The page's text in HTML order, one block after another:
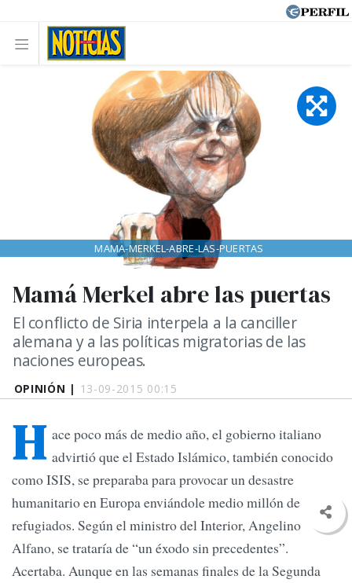
OPINIÓN | 13-09-2015 00:15
Mamá Merkel abre las puertas
El conflicto de Siria interpela a la canciller
alemana y a las políticas migratorias de las
naciones europeas.
MAMA-MERKEL-ABRE-LAS-PUERTAS
H ace poco más de medio año, el gobierno italiano
advirtió que el Estado Islámico, también conocido
como ISIS, se preparaba para provocar un desastre
humanitario en Europa enviándole medio millón de
refugiados. Según el ministro del Interior, Angelino
Alfano, se trataría de “un éxodo sin precedentes”.
Acertaba. Aunque en las semanas finales de la Segunda